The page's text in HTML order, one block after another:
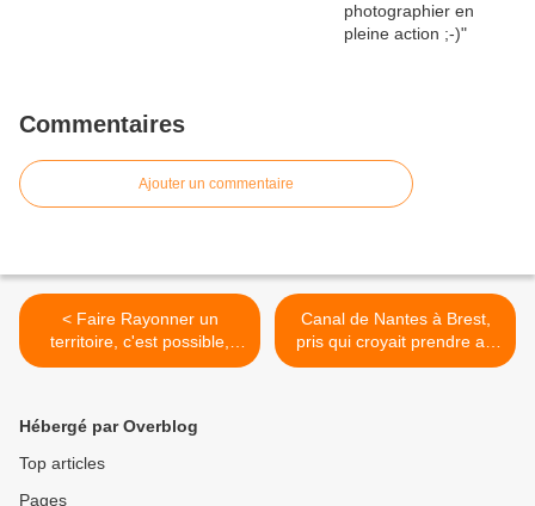
Commentaires
Ajouter un commentaire
< Faire Rayonner un
territoire, c'est possible,
selon ses compétences...
Canal de Nantes à Brest,
pris qui croyait prendre au
Pk 195 ! >
Hébergé par Overblog
Top articles
Pages